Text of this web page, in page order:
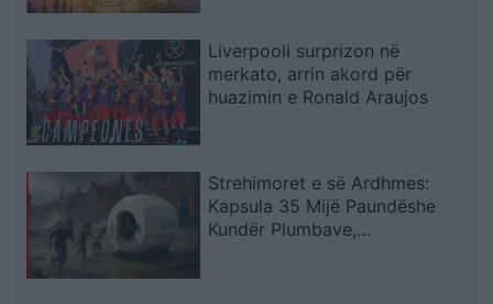
Liverpooli surprizon në
merkato, arrin akord për
huazimin e Ronald Araujos
Strehimoret e së Ardhmes:
Kapsula 35 Mijë Paundëshe
Kundër Plumbave,